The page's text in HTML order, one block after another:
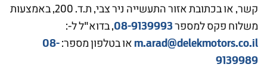
קשר, או בכתובת אזור התעשייה ניר צבי, ת.ד. 200, באמצעות
משלוח פקס למספר 08-9139993, בדוא"ל ל-:
m.arad@delekmotors.co.il או בטלפון מספר: 08-
9139989